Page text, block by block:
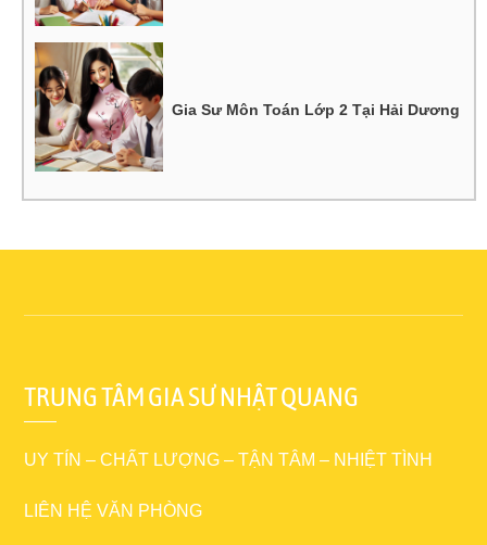
Gia Sư Môn Toán Lớp 2 Tại Hải Dương
TRUNG TÂM GIA SƯ NHẬT QUANG
UY TÍN – CHẤT LƯỢNG – TẬN TÂM – NHIỆT TÌNH
LIÊN HỆ VĂN PHÒNG